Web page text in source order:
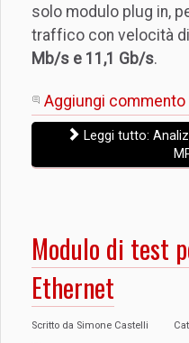
solo modulo plug in,
traffico con velocità
Mb/s e 11,1 Gb/s.
Aggiungi commento
Leggi tutto:
Modulo di test
Ethernet
Scritto da Simone Castelli